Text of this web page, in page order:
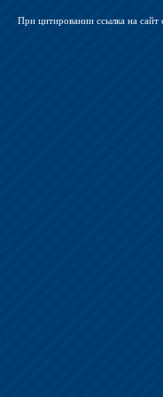
При цитировании ссылка на сайт